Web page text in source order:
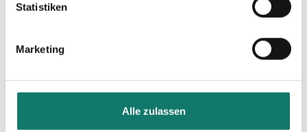
Statistiken
Marketing
Alle zulassen
Unsere Projekte